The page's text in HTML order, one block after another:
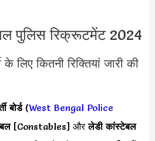
पुलिस रिक्रूटमेंट 2024
के लिए कितनी रिक्तियां जारी की
बोर्ड (West Bengal Police
[Constables] औरलेडी कांस्टेबल